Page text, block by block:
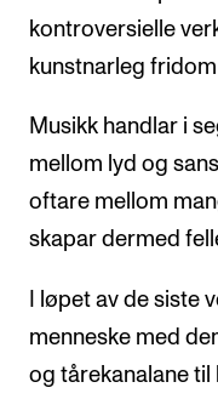
kontroversielle
kunstnarleg
Musikk handlar i
mellom lyd og
oftare mellom
skapar dermed
I løpet av de siste
menneske med
og tårekanalane til